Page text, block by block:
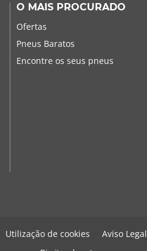
O MAIS PROCURADO
Ofertas
Pneus Baratos
Encontre os seus pneus
Utilização de cookies Aviso Legal